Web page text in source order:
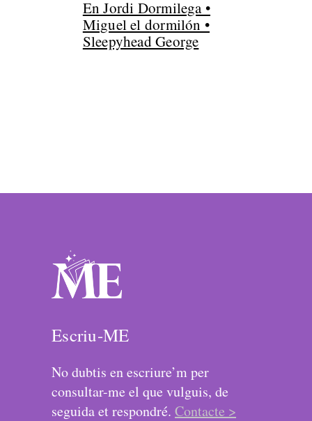
En Jordi Dormilega •
Miguel el dormilón •
Sleepyhead George
Escriu-ME
No dubtis en escriure’m per
consultar-me el que vulguis, de
seguida et respondré. Contacte >